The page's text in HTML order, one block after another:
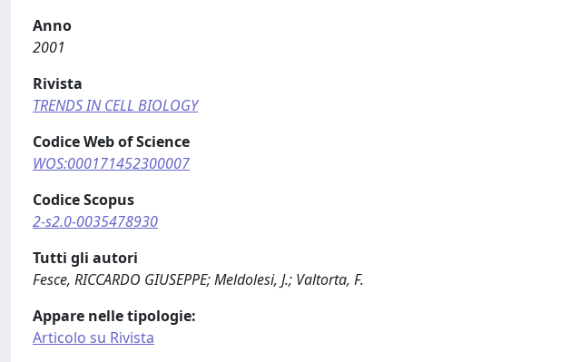
Anno
2001
Rivista
TRENDS IN CELL BIOLOGY
Codice Web of Science
WOS:000171452300007
Codice Scopus
2-s2.0-0035478930
Tutti gli autori
Fesce, RICCARDO GIUSEPPE; Meldolesi, J.; Valtorta, F.
Appare nelle tipologie:
Articolo su Rivista